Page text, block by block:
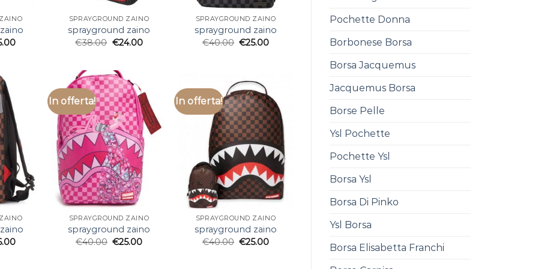
Pochette Donna
Borbonese Borsa
Borsa Jacquemus
Jacquemus Borsa
Borse Pelle
Ysl Pochette
Pochette Ysl
Borsa Ysl
Borsa Di Pinko
Ysl Borsa
Borsa Elisabetta Franchi
SPRAYGROUND ZAINO
sprayground zaino
€38.00 €24.00
SPRAYGROUND ZAINO
sprayground zaino
€40.00 €25.00
In offerta!
SPRAYGROUND ZAINO
sprayground zaino
€40.00 €25.00
In offerta!
SPRAYGROUND ZAINO
sprayground zaino
€40.00 €25.00